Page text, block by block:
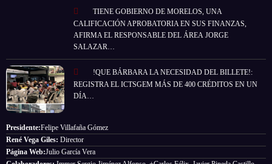
TIENE GOBIERNO DE MORELOS, UNA
CALIFICACIÓN APROBATORIA EN SUS FINANZAS,
AFIRMA EL RESPONSABLE DEL ÁREA JORGE
SALAZAR…
!QUE BÁRBARA LA NECESIDAD DEL BILLETE!:
REGISTRA EL ICTSGEM MÁS DE 400 CRÉDITOS EN UN
DÍA…
Presidente:Felipe Villafaña Gómez
René Vega Giles: Director
Página Web:Julio García Vera